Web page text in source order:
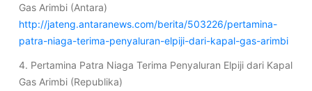
Gas Arimbi (Antara)
http://jateng.antaranews.com/berita/503226/pertamina-
patra-niaga-terima-penyaluran-elpiji-dari-kapal-gas-arimbi
4. Pertamina Patra Niaga Terima Penyaluran Elpiji dari Kapal
Gas Arimbi (Republika)